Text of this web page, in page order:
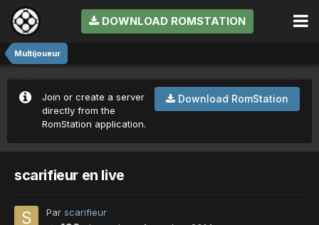
DOWNLOAD ROMSTATION
Multijoueur
Download RomStation
Join or create a server
directly from the
RomStation application.
scarifieur en live
Par scarifieur